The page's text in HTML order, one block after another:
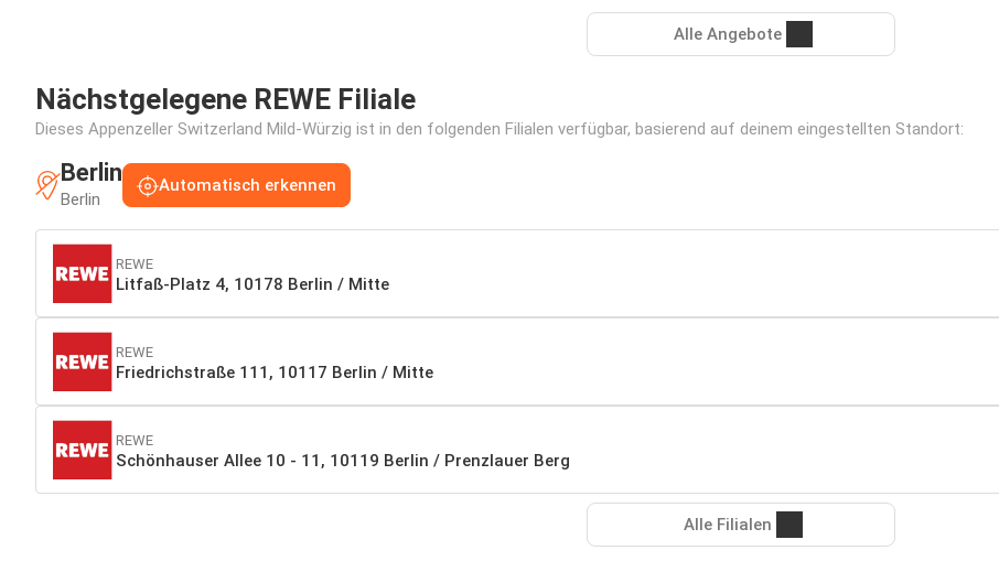
Alle Angebote
Nächstgelegene REWE Filiale
Dieses Appenzeller Switzerland Mild-Würzig ist in den folgenden Filialen verfügbar, basierend auf deinem eingestellten Standort:
Berlin
Berlin
Automatisch erkennen
REWE
Litfaß-Platz 4, 10178 Berlin / Mitte
REWE
Friedrichstraße 111, 10117 Berlin / Mitte
REWE
Schönhauser Allee 10 - 11, 10119 Berlin / Prenzlauer Berg
Alle Filialen